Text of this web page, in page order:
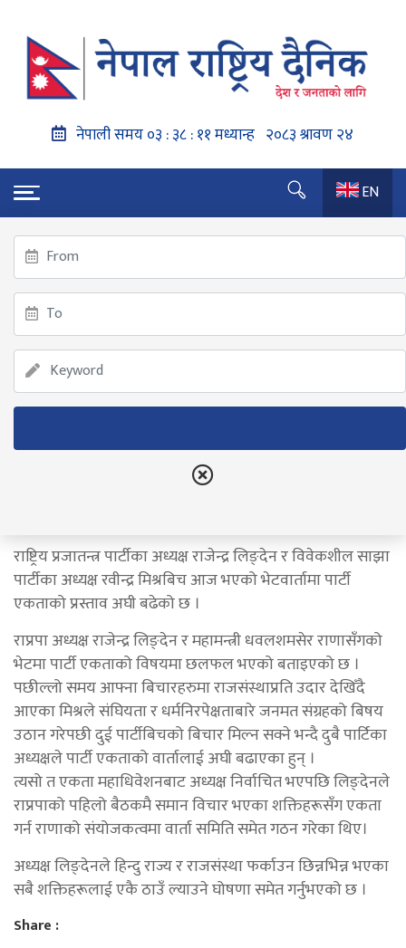
EN
गृहपृष्ठ
राप्रपा र विवेकशील साझाबिच एकता वार्ता ।
राप्रपा र विवेकशील साझाबिच
एकता वार्ता ।
December 31, 2021
राष्ट्रिय प्रजातन्त्र पार्टीका अध्यक्ष राजेन्द्र लिङ्देन र विवेकशील साझा
पार्टीका अध्यक्ष रवीन्द्र मिश्रबिच आज भएको भेटवार्तामा पार्टी
एकताको प्रस्ताव अघी बढेको छ ।
राप्रपा अध्यक्ष राजेन्द्र लिङ्देन र महामन्त्री धवलशमसेर राणासँगको
भेटमा पार्टी एकताको विषयमा छलफल भएको बताइएको छ ।
पछील्लो समय आफ्ना बिचारहरुमा राजसंस्थाप्रति उदार देखिँदै
आएका मिश्रले संघियता र धर्मनिरपेक्षताबारे जनमत संग्रहको बिषय
उठान गरेपछी दुई पार्टीबिचको बिचार मिल्न सक्ने भन्दै दुबै पार्टिका
अध्यक्षले पार्टी एकताको वार्तालाई अघी बढाएका हुन् ।
त्यसो त एकता महाधिवेशनबाट अध्यक्ष निर्वाचित भएपछि लिङ्देनले
राप्रपाको पहिलो बैठकमै समान विचार भएका शक्तिहरूसँग एकता
गर्न राणाको संयोजकत्वमा वार्ता समिति समेत गठन गरेका थिए।
अध्यक्ष लिङ्देनले हिन्दु राज्य र राजसंस्था फर्काउन छिन्नभिन्न भएका
सबै शक्तिहरूलाई एकै ठाउँ ल्याउने घोषणा समेत गर्नुभएको छ ।
Share :